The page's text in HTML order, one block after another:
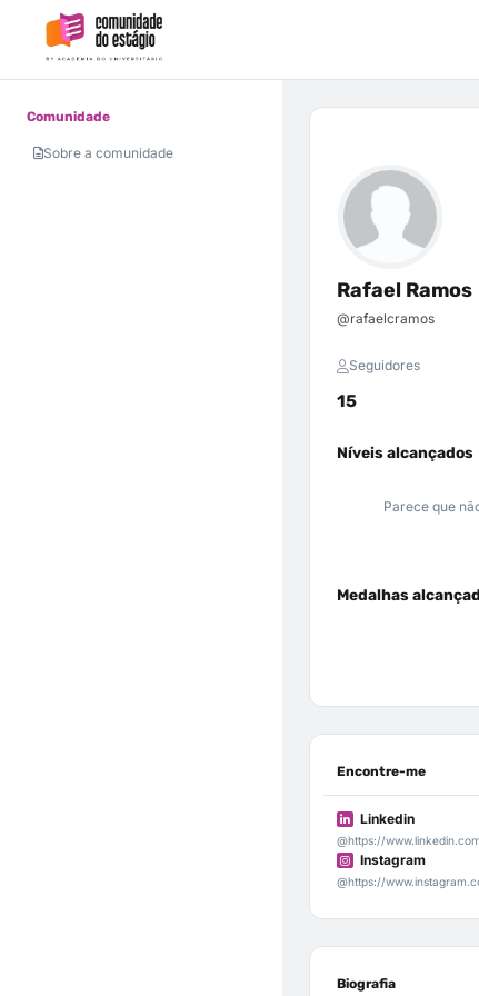
Comunidade
Sobre a comunidade
Rafael Ramos
@rafaelcramos
Seguidores
15
Níveis alcançados
Parece que
Medalhas
Encontre-me
Linkedin
@https://
Instagram
@https://
Biografia